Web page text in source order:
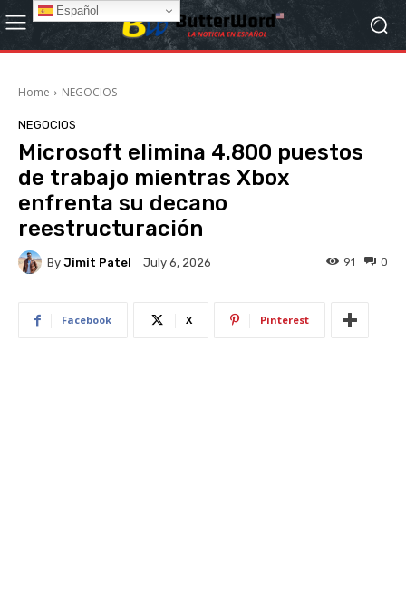
Home NEGOCIOS
NEGOCIOS
Microsoft elimina 4.800 puestos
de trabajo mientras Xbox
enfrenta su decano
reestructuración
By Jimit Patel July 6, 2026 0
91
Facebook X Pinterest
Español